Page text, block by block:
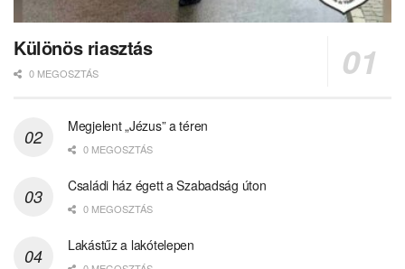
Különös riasztás
0 MEGOSZTÁS
Megjelent „Jézus” a téren
0 MEGOSZTÁS
Családi ház égett a Szabadság úton
0 MEGOSZTÁS
Lakástűz a lakótelepen